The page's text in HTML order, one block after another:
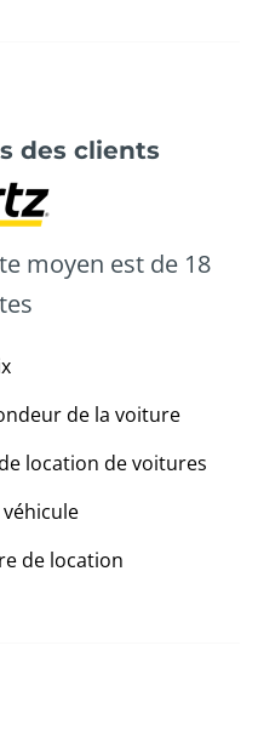
des clients
moyen est de 18
de la voiture
location de voitures
de location